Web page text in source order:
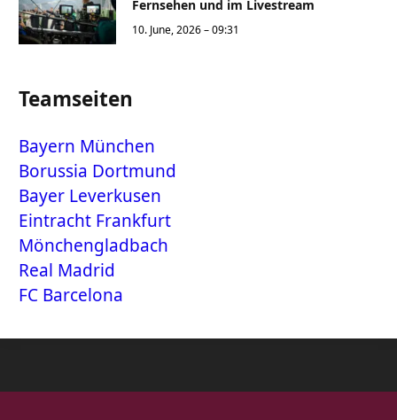
Fernsehen und im Livestream
10. June, 2026 – 09:31
Teamseiten
Bayern München
Borussia Dortmund
Bayer Leverkusen
Eintracht Frankfurt
Mönchengladbach
Real Madrid
FC Barcelona